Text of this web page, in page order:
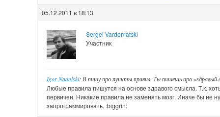
05.12.2011 в 18:13
Sergei Vardomatski
Участник
Igor Nadolski: Я пишу про пункты правил. Ты пишешь про «здравый
Любые правила пишутся на основе здравого смысла. Т.к.
первичен. Никакие правила не заменять мозг. Иначе бы не
запрограммировать. :biggrin: